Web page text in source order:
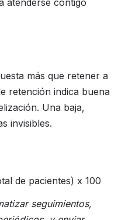
más que retener a
retención indica buena
Una baja,
invisibles.
de pacientes) x 100
seguimientos,